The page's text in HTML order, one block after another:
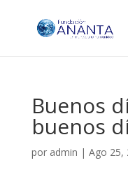
Buenos
buenos
por admin | Ago 25,